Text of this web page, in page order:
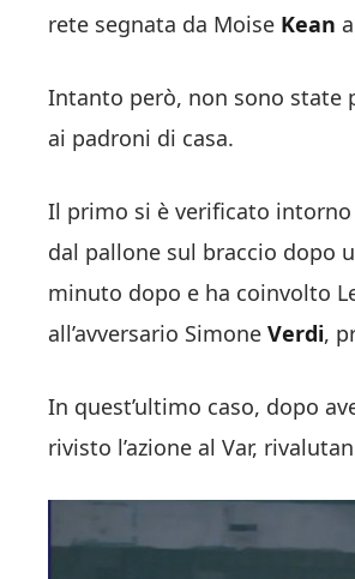
rete segnata da Moise Kean
Intanto però, non sono state
ai padroni di casa.
Il primo si è verificato intorno
dal pallone sul braccio dopo
minuto dopo e ha coinvolto
all’avversario Simone Verdi,
In quest’ultimo caso, dopo
rivisto l’azione al Var,